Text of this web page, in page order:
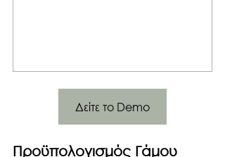
Δείτε το Demo
Προϋπολογισμός Γάμου